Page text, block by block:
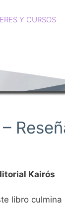
Y CURSOS
Kairós
libro